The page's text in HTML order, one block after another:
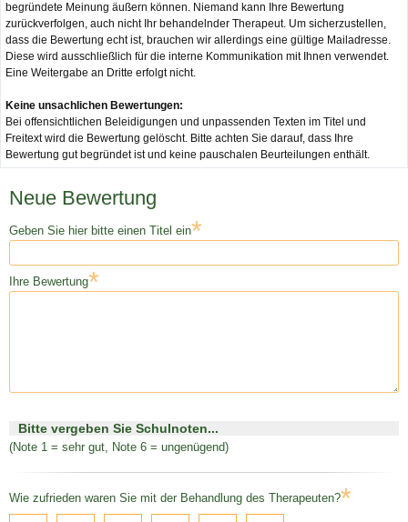
begründete Meinung äußern können. Niemand kann Ihre Bewertung
zurückverfolgen, auch nicht Ihr behandelnder Therapeut. Um sicherzustellen,
dass die Bewertung echt ist, brauchen wir allerdings eine gültige Mailadresse.
Diese wird ausschließlich für die interne Kommunikation mit Ihnen verwendet.
Eine Weitergabe an Dritte erfolgt nicht.
Keine unsachlichen Bewertungen:
Bei offensichtlichen Beleidigungen und unpassenden Texten im Titel und
Freitext wird die Bewertung gelöscht. Bitte achten Sie darauf, dass Ihre
Bewertung gut begründet ist und keine pauschalen Beurteilungen enthält.
Neue Bewertung
Geben Sie hier bitte einen Titel ein*
Ihre Bewertung*
Bitte vergeben Sie Schulnoten...
(Note 1 = sehr gut, Note 6 = ungenügend)
Wie zufrieden waren Sie mit der Behandlung des Therapeuten?*